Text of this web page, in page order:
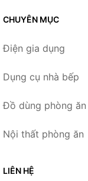
CHUYÊN MỤC
Điện gia dụng
Dụng cụ nhà bếp
Đồ dùng phòng ăn
Nội thất phòng ăn
LIÊN HỆ